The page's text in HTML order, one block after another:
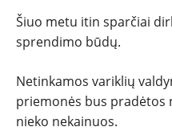
Šiuo metu itin sparčiai
sprendimo būdų.
Netinkamos variklių
priemonės bus pradėtos
nieko nekainuos.